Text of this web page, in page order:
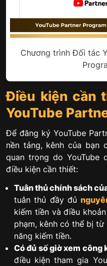
Chương trình Đối tác
Điều kiện cần
YouTube
Để đăng ký YouTube
nền tảng, kênh của bạn
quan trọng do YouTube
điều kiện cần thiết:
Tuân thủ chính sách
tuân thủ đầy đủ
kiếm tiền và điều
phạm, kênh có thể bị
năng kiếm tiền.
Có đủ số giờ xem công
điều kiện tham gia